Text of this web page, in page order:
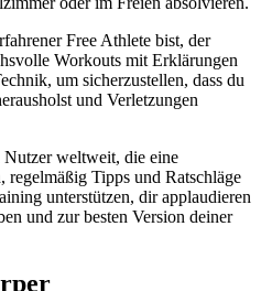
Free Athlete bist, der
Workouts mit Erklärungen
um sicherzustellen, dass du
und Verletzungen
weltweit, die eine
Tipps und Ratschläge
unterstützen, dir applaudieren
und zur besten Version deiner